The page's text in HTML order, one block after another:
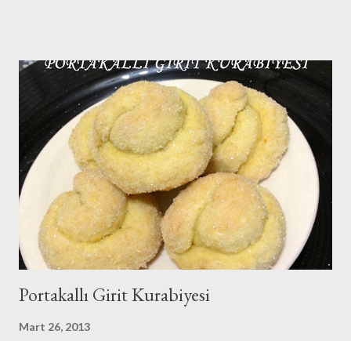
onların doğasında bu var çünkü!! Ben burada yeni yazımı
hazırlarken eşim de Galatasaray-Akhisarspor maçını izliyor diğer
tarafta. Fenerbahçe taraftarı olduğunu da belirteyim bu arada😊
Yan gözle baktım An itibariyle 1-0 yeniliyor Galatasaray 😊Yazımı
tamamladığımda maç sonucunu iletirim merak etmeyin😉😉Milli
maçlar dışında ki maçlar çok ilgimi çekmiyor anladığınız üzere.. ...
Portakallı Girit Kurabiyesi
Mart 26, 2013